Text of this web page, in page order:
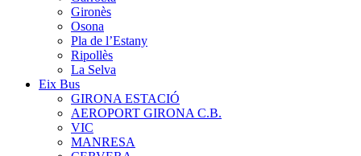
Gironès
Osona
Pla de l’Estany
Ripollès
La Selva
Eix Bus
GIRONA ESTACIÓ
AEROPORT GIRONA C.B.
VIC
MANRESA